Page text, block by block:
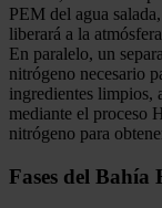
PEM del agua
liberará a la
En paralelo, un
nitrógeno necesario
ingredientes limpios,
mediante el proceso
nitrógeno para
Fases del Bahía